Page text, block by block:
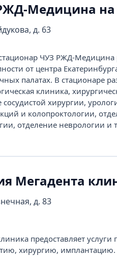
Медицина на
д. 63
ЧУЗ РЖД-Медицина
от центра
палатах. В стационаре
клиника,
хирургии,
и колопроктологии,
отделение неврологии и
Мегадента
д. 83
предоставляет
хирургию,